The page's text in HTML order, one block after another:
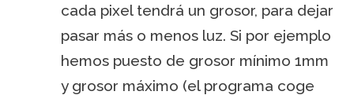
cada pixel tendrá un grosor, para dejar
pasar más o menos luz. Si por ejemplo
hemos puesto de grosor mínimo 1mm
y grosor máximo (el programa coge